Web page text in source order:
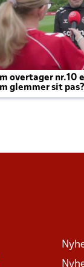
overtager nr.10
glemmer sit
altid til efter